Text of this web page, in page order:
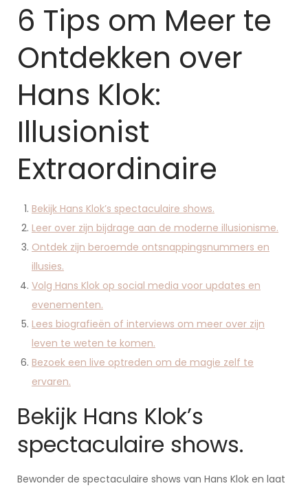
6 Tips om Meer te
Ontdekken over
Hans Klok:
Illusionist
Extraordinaire
Bekijk Hans Klok’s spectaculaire shows.
Leer over zijn bijdrage aan de moderne illusionisme.
Ontdek zijn beroemde ontsnappingsnummers en
illusies.
Volg Hans Klok op social media voor updates en
evenementen.
Lees biografieën of interviews om meer over zijn
leven te weten te komen.
Bezoek een live optreden om de magie zelf te
ervaren.
Bekijk Hans Klok’s
spectaculaire shows.
Bewonder de spectaculaire shows van Hans Klok en laat